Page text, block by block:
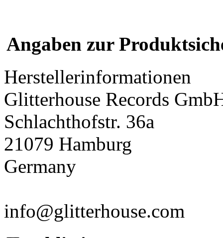
Angaben zur
Herstellerinformationen
Glitterhouse Records
Schlachthofstr. 36a
21079 Hamburg
Germany
info@glitterhouse.com